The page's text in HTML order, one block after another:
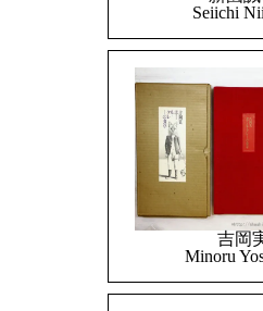
Seiichi
吉岡
Minoru